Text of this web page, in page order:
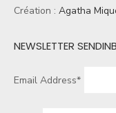
Création : Agatha
NEWSLETTER
Email Address*